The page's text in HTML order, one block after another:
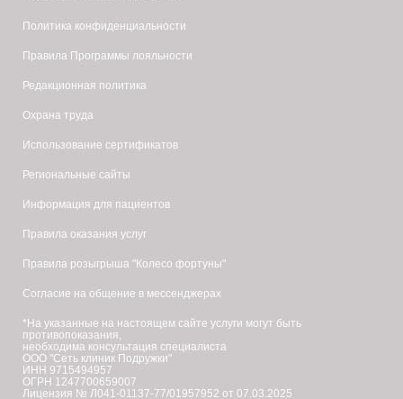
Политика конфиденциальности
Правила Программы лояльности
Редакционная политика
Охрана труда
Использование сертификатов
Региональные сайты
Информация для пациентов
Правила оказания услуг
Правила розыгрыша "Колесо фортуны"
Согласие на общение в мессенджерах
*На указанные на настоящем сайте услуги могут быть
противопоказания,
необходима консультация специалиста
ООО "Сеть клиник Подружки"
ИНН 9715494957
ОГРН 1247700659007
Лицензия № Л041-01137-77/01957952 от 07.03.2025